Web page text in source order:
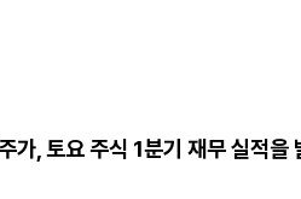
, 토요 주식 1분기 재무 실적을